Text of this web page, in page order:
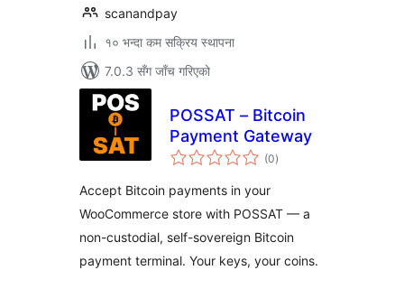
scanandpay
१० भन्दा कम सक्रिय स्थापना
7.0.3 सँग जाँच गरिएको
POSSAT – Bitcoin
Payment Gateway
(0कुल
रेटिङ्गहरू
)
Accept Bitcoin payments in your
WooCommerce store with POSSAT — a
non-custodial, self-sovereign Bitcoin
payment terminal. Your keys, your coins.